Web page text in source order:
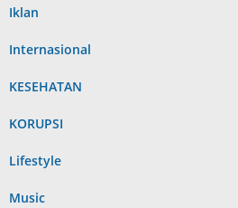
Iklan
Internasional
KESEHATAN
KORUPSI
Lifestyle
Music